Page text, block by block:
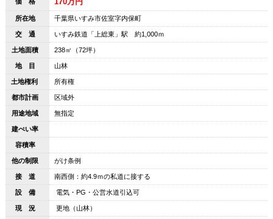
所在地 千葉県いすみ市佐室字内保町
交 通 いすみ鉄道「上総東」駅 約1,000ｍ
土地面積 238㎡（72坪）
地 目 山林
土地権利 所有権
都市計画 区域外
用途地域 無指定
建ぺい率
容積率
他の制限 がけ条例
接 道 南西側：約4.9ｍの私道に接する
設 備 電気・PG・公営水道引込可
現 況 更地（山林）